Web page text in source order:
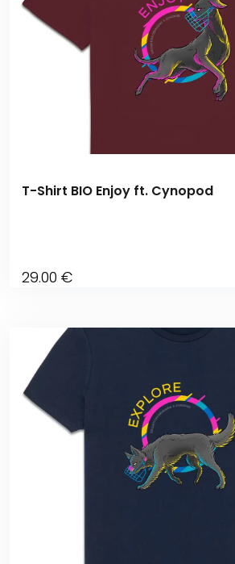
T-Shirt BIO Enjoy ft. Cynopod
29.00 €